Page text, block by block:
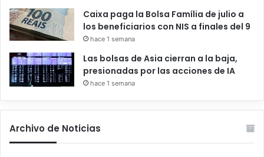
Caixa paga la Bolsa Família de julio a
los beneficiarios con NIS a finales del 9
hace 1 semana
Las bolsas de Asia cierran a la baja,
presionadas por las acciones de IA
hace 1 semana
Archivo de Noticias